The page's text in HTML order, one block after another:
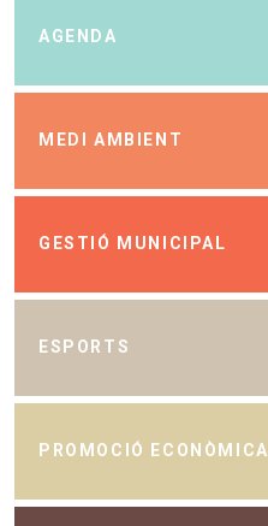
AGENDA
MEDI AMBIENT
GESTIÓ MUNICIPAL
ESPORTS
PROMOCIÓ ECONÒMICA